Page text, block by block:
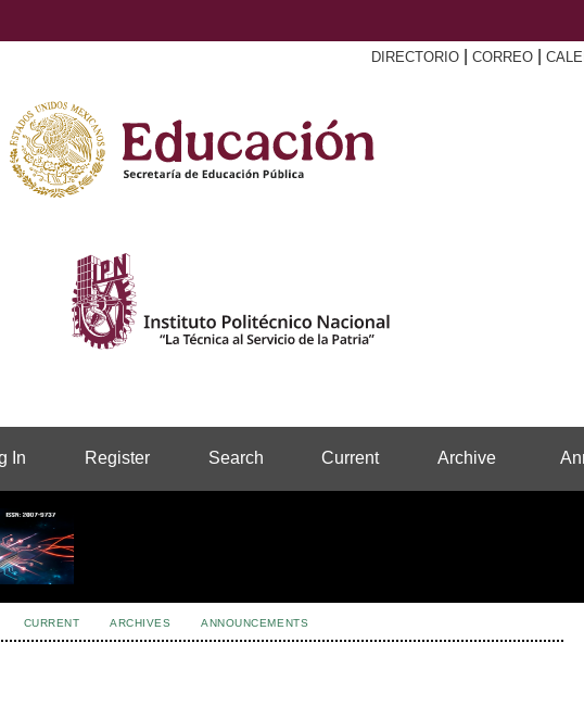
DIRECTORIO CORREO
In Register Search Current Archive
CURRENT ARCHIVES ANNOUNCEMENTS